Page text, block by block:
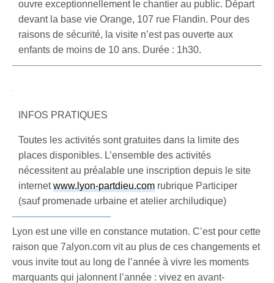
ouvre exceptionnellement le chantier au public. Départ
devant la base vie Orange, 107 rue Flandin. Pour des
raisons de sécurité, la visite n’est pas ouverte aux
enfants de moins de 10 ans. Durée : 1h30.
INFOS PRATIQUES
Toutes les activités sont gratuites dans la limite des
places disponibles. L’ensemble des activités
nécessitent au préalable une inscription depuis le site
internetwww.lyon-partdieu.com rubrique Participer
(sauf promenade urbaine et atelier archiludique)
Lyon est une ville en constance mutation. C’est pour cette
raison que 7alyon.com vit au plus de ces changements et
vous invite tout au long de l’année à vivre les moments
marquants qui jalonnent l’année : vivez en avant-